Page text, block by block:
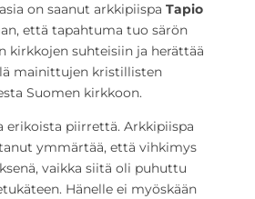
on saanut arkkipiispa Tapio
että tapahtuma tuo särön
kirkkojen suhteisiin ja herättää
mainittujen kristillisten
Suomen kirkkoon.
erikoista piirrettä. Arkkipiispa
ymmärtää, että vihkimys
vaikka siitä oli puhuttu
Hänelle ei myöskään